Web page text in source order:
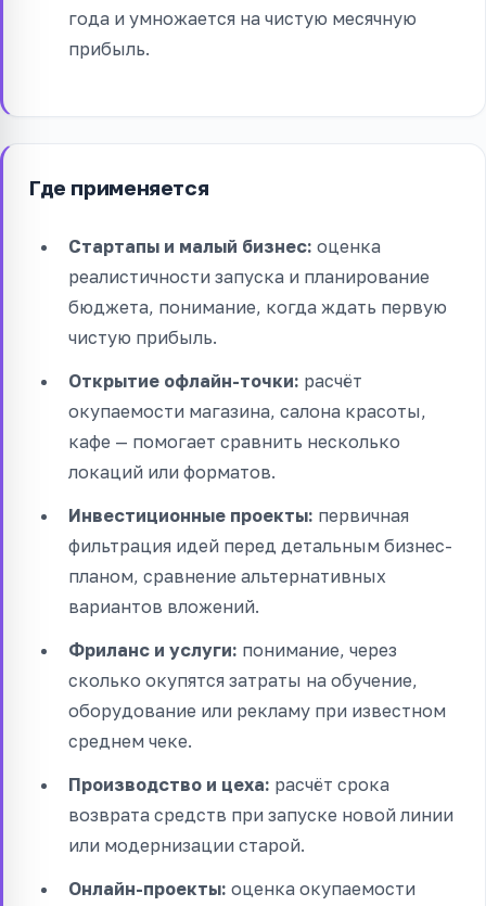
года и умножается на чистую месячную
прибыль.
Где применяется
Стартапы и малый бизнес: оценка
реалистичности запуска и планирование
бюджета, понимание, когда ждать первую
чистую прибыль.
Открытие офлайн-точки: расчёт
окупаемости магазина, салона красоты,
кафе — помогает сравнить несколько
локаций или форматов.
Инвестиционные проекты: первичная
фильтрация идей перед детальным бизнес-
планом, сравнение альтернативных
вариантов вложений.
Фриланс и услуги: понимание, через
сколько окупятся затраты на обучение,
оборудование или рекламу при известном
среднем чеке.
Производство и цеха: расчёт срока
возврата средств при запуске новой линии
или модернизации старой.
Онлайн-проекты: оценка окупаемости